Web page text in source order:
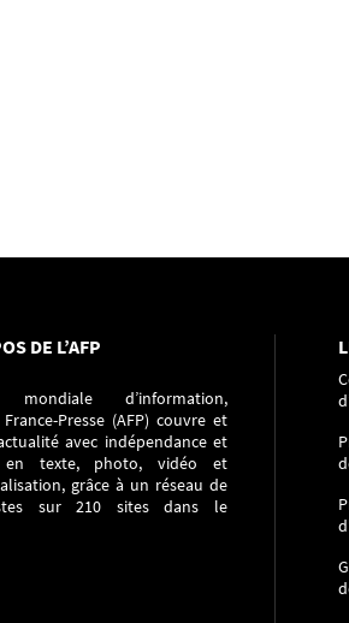
DE L’AFP
mondiale d’information,
France-Presse (AFP) couvre et
avec indépendance et
en texte, photo, vidéo et
grâce à un réseau de
sur 210 sites dans le